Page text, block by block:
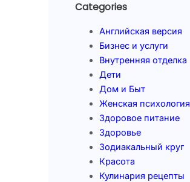
Categories
Английская версия
Бизнес и услуги
Внутренняя отделка
Дети
Дом и Быт
Женская психология
Здоровое питание
Здоровье
Зодиакальный круг
Красота
Кулинария рецепты